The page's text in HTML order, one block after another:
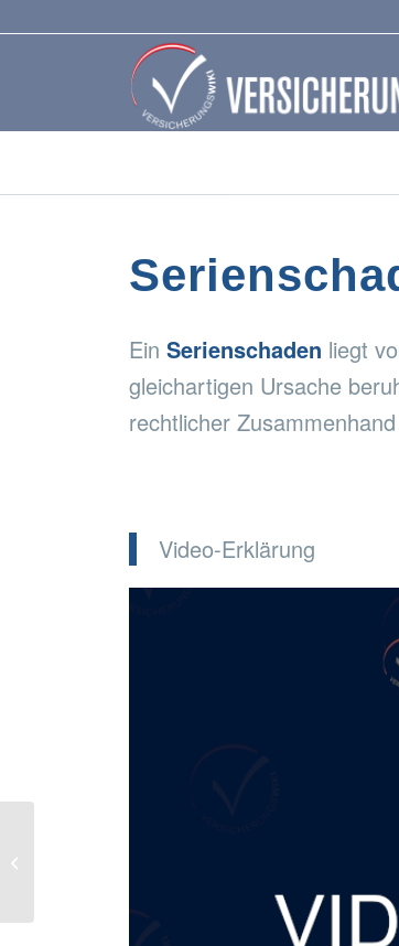
EinSerienschaden liegt
gleichartigen Ursache
rechtlicher
Video-Erklärung